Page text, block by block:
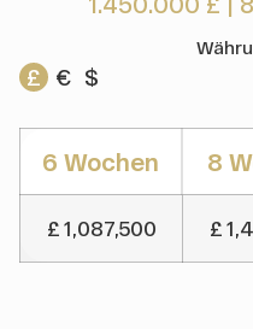
£ € $
6 Wochen 8
£ 1,087,500 £